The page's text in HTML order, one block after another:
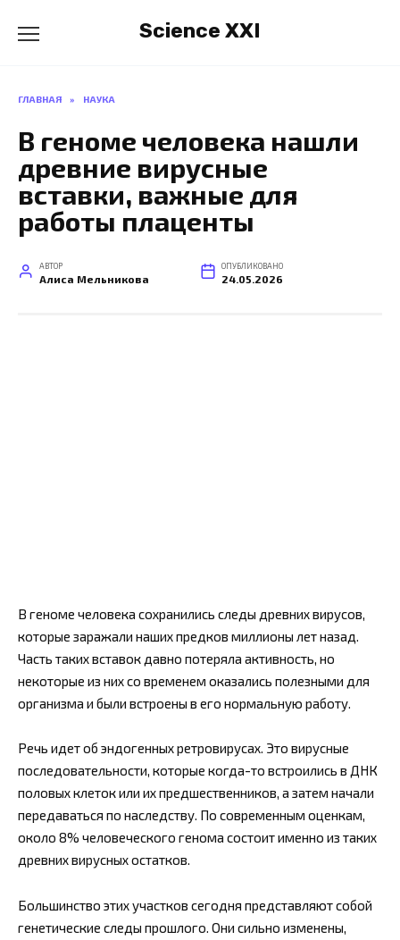
содержанию
Science XXI
ГЛАВНАЯ » НАУКА
В геноме человека нашли
древние вирусные
вставки, важные для
работы плаценты
АВТОР
Алиса Мельникова
ОПУБЛИКОВАНО
24.05.2026
В геноме человека сохранились следы древних вирусов,
которые заражали наших предков миллионы лет назад.
Часть таких вставок давно потеряла активность, но
некоторые из них со временем оказались полезными для
организма и были встроены в его нормальную работу.
Речь идет об эндогенных ретровирусах. Это вирусные
последовательности, которые когда-то встроились в ДНК
половых клеток или их предшественников, а затем начали
передаваться по наследству. По современным оценкам,
около 8% человеческого генома состоит именно из таких
древних вирусных остатков.
Большинство этих участков сегодня представляют собой
генетические следы прошлого. Они сильно изменены,